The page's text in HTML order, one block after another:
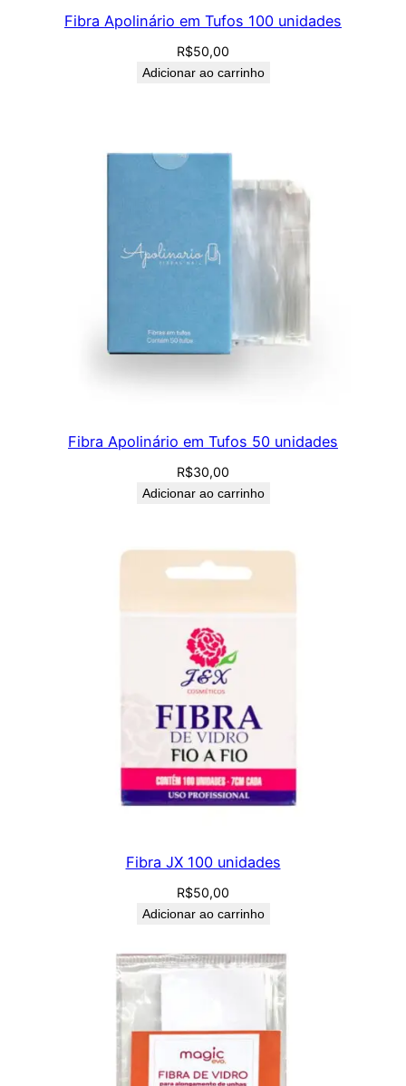
Fibra Apolinário em Tufos 100 unidades
R$50,00
Adicionar ao carrinho
Fibra Apolinário em Tufos 50 unidades
R$30,00
Adicionar ao carrinho
Fibra JX 100 unidades
R$50,00
Adicionar ao carrinho